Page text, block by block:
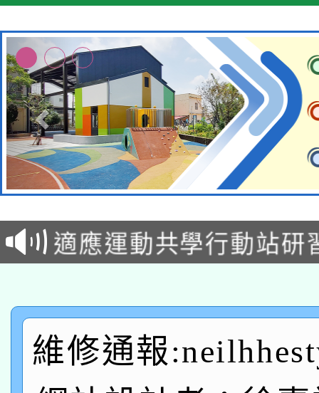
本校115學年度第2次
甄選結果公告(無人報
適應運動共學行動站研
本館辦理115年度閱讀
暨閱讀推動專業研習
科技賦能─人工智慧
礎課程
A3數位素養講師名單
「數位內容與教學軟體
維修通報